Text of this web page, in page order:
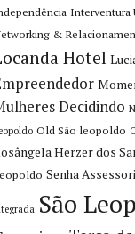
Interventura
&
Hotel
Decidindo
Old São leopoldo
Herzer dos
Senha
São